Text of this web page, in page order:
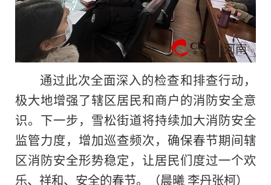
通过此次全面深入的检查和排查行动，
极大地增强了辖区居民和商户的消防安全意
识。下一步，雪松街道将持续加大消防安全
监管力度，增加巡查频次，确保春节期间辖
区消防安全形势稳定，让居民们度过一个欢
乐、祥和、安全的春节。（晨曦 李丹张柯）